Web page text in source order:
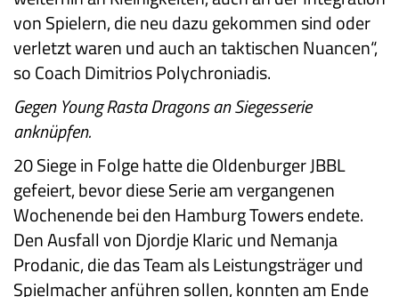
von Spielern, die neu dazu gekommen sind oder
verletzt waren und auch an taktischen Nuancen“,
so Coach Dimitrios Polychroniadis.
Gegen Young Rasta Dragons an Siegesserie
anknüpfen.
20 Siege in Folge hatte die Oldenburger JBBL
gefeiert, bevor diese Serie am vergangenen
Wochenende bei den Hamburg Towers endete.
Den Ausfall von Djordje Klaric und Nemanja
Prodanic, die das Team als Leistungsträger und
Spielmacher anführen sollen, konnten am Ende